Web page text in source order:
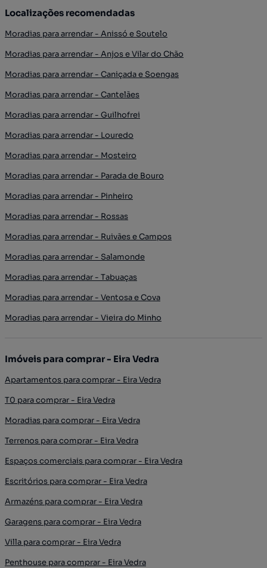
Localizações recomendadas
Moradias para arrendar - Anissó e Soutelo
Moradias para arrendar - Anjos e Vilar do Chão
Moradias para arrendar - Caniçada e Soengas
Moradias para arrendar - Cantelães
Moradias para arrendar - Guilhofrei
Moradias para arrendar - Louredo
Moradias para arrendar - Mosteiro
Moradias para arrendar - Parada de Bouro
Moradias para arrendar - Pinheiro
Moradias para arrendar - Rossas
Moradias para arrendar - Ruivães e Campos
Moradias para arrendar - Salamonde
Moradias para arrendar - Tabuaças
Moradias para arrendar - Ventosa e Cova
Moradias para arrendar - Vieira do Minho
Imóveis para comprar - Eira Vedra
Apartamentos para comprar - Eira Vedra
T0 para comprar - Eira Vedra
Moradias para comprar - Eira Vedra
Terrenos para comprar - Eira Vedra
Espaços comerciais para comprar - Eira Vedra
Escritórios para comprar - Eira Vedra
Armazéns para comprar - Eira Vedra
Garagens para comprar - Eira Vedra
Villa para comprar - Eira Vedra
Penthouse para comprar - Eira Vedra